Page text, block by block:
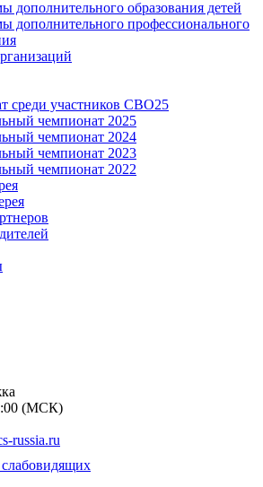
дополнительного образования детей
дополнительного профессионального
среди участников СВО25
чемпионат 2025
чемпионат 2024
чемпионат 2023
чемпионат 2022
(МСК)
russia.ru
слабовидящих